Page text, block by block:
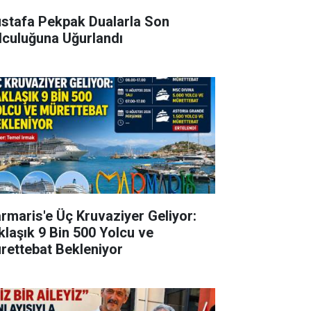
Pekpak Dualarla Son
Uğurlandı
Üç Kruvaziyer Geliyor:
9 Bin 500 Yolcu ve
Bekleniyor